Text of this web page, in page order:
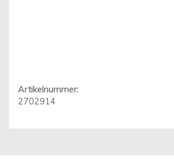
Artikelnummer:
2702914